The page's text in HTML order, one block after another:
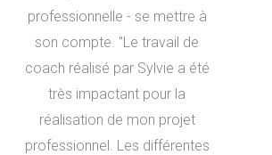
professionnelle - se mettre à
son compte. "Le travail de
coach réalisé par Sylvie a été
très impactant pour la
réalisation de mon projet
professionnel. Les différentes